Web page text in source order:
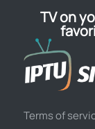
TV on
Terms of